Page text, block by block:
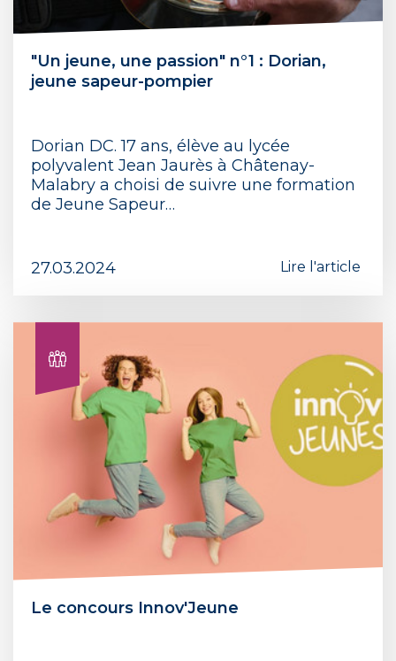
"Un jeune, une passion" n°1 : Dorian,
jeune sapeur-pompier
Dorian DC. 17 ans, élève au lycée
polyvalent Jean Jaurès à Châtenay-
Malabry a choisi de suivre une formation
de Jeune Sapeur…
27.03.2024 Lire l'article
Le concours Innov'Jeune